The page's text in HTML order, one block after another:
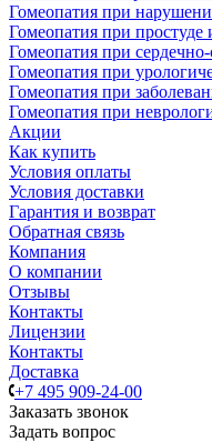
Гомеопатия при
Гомеопатия при простуде
Гомеопатия при
Гомеопатия при
Гомеопатия при
Гомеопатия при
Акции
Как купить
Условия оплаты
Условия доставки
Гарантия и возврат
Обратная связь
Компания
О компании
Отзывы
Контакты
Лицензии
Контакты
Доставка
+7 495 909-24-00
Заказать звонок
Задать вопрос